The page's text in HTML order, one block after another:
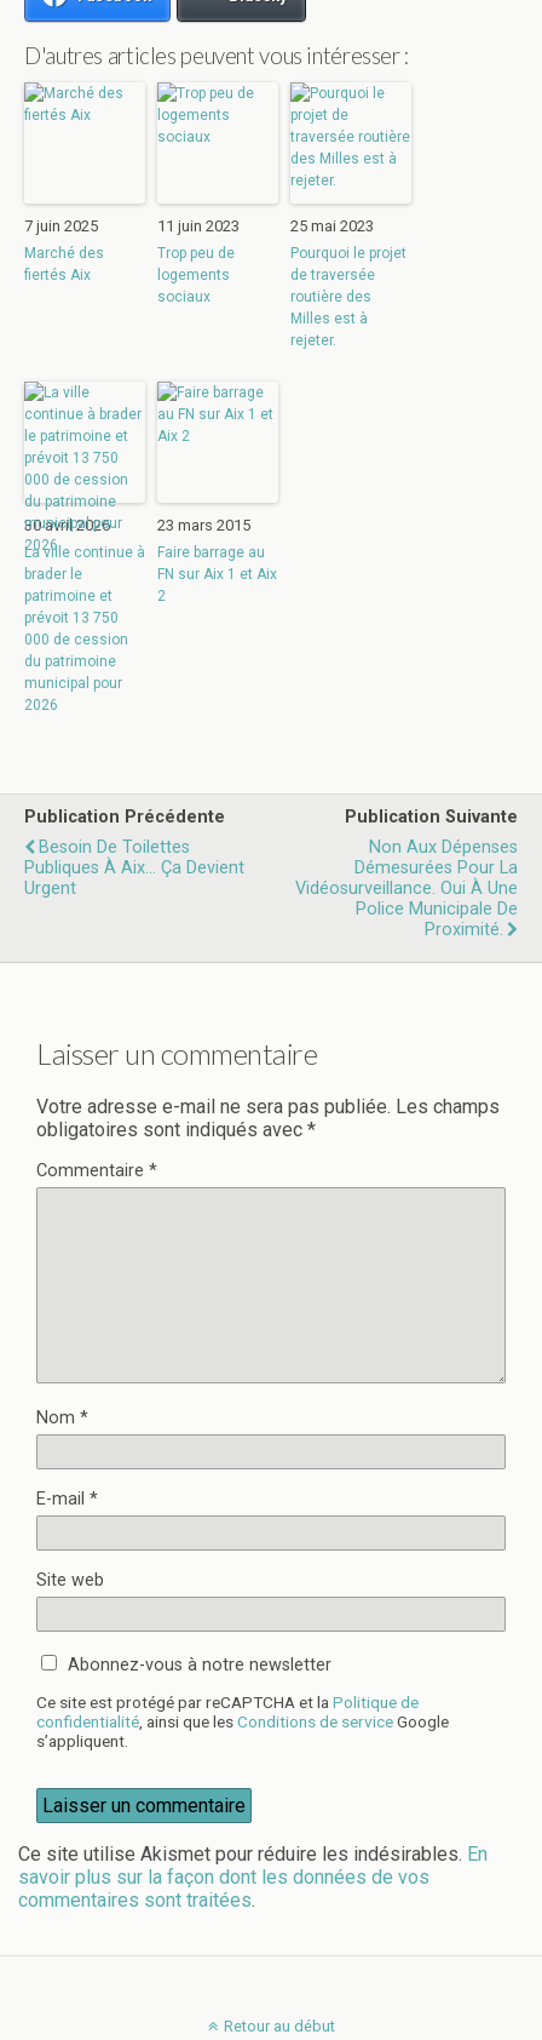
D'autres articles peuvent vous intéresser :
7 juin 2025
Marché des
fiertés Aix
11 juin 2023
Trop peu de
logements
sociaux
25 mai 2023
Pourquoi le projet
de traversée
routière des
Milles est à
rejeter.
30 avril 2026
La ville continue à
brader le
patrimoine et
prévoit 13 750
000 de cession
du patrimoine
municipal pour
2026
23 mars 2015
Faire barrage au
FN sur Aix 1 et Aix
2
Publication Précédente
Besoin De Toilettes
Publiques À Aix... Ça Devient
Urgent
Publication Suivante
Non Aux Dépenses
Démesurées Pour La
Vidéosurveillance. Oui À Une
Police Municipale De
Proximité.
Laisser un commentaire
Votre adresse e-mail ne sera pas publiée. Les champs
obligatoires sont indiqués avec *
Commentaire *
Nom *
E-mail *
Site web
Abonnez-vous à notre newsletter
Ce site est protégé par reCAPTCHA et la Politique de
confidentialité , ainsi que lesConditions de serviceGoogle
s’appliquent.
Ce site utilise Akismet pour réduire les indésirables. En
savoir plus sur la façon dont les données de vos
commentaires sont traitées.
Retour au début